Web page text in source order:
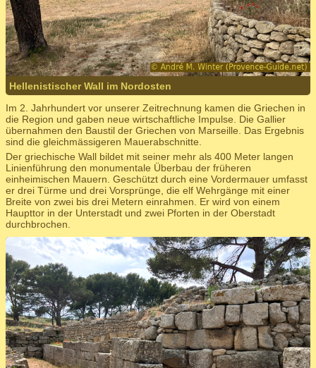
Hellenistischer Wall im Nordosten
Im 2. Jahrhundert vor unserer Zeitrechnung kamen die Griechen in
die Region und gaben neue wirtschaftliche Impulse. Die Gallier
übernahmen den Baustil der Griechen von Marseille. Das Ergebnis
sind die gleichmässigeren Mauerabschnitte.
Der griechische Wall bildet mit seiner mehr als 400 Meter langen
Linienführung den monumentale Überbau der früheren
einheimischen Mauern. Geschützt durch eine Vordermauer umfasst
er drei Türme und drei Vorsprünge, die elf Wehrgänge mit einer
Breite von zwei bis drei Metern einrahmen. Er wird von einem
Haupttor in der Unterstadt und zwei Pforten in der Oberstadt
durchbrochen.